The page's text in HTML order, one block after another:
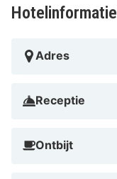
Hotelinformatie
Adres
Receptie
Ontbijt